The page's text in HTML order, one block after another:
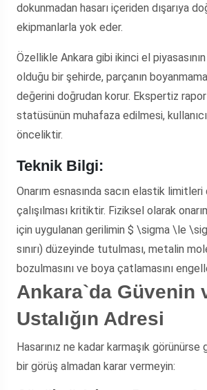
dokunmadan hasarı içeriden dışarıya
ekipmanlarla yok eder.
Özellikle Ankara gibi ikinci el
olduğu bir şehirde, parçanın
değerini doğrudan korur. Ekspertiz
statüsünün muhafaza edilmesi,
önceliktir.
Teknik Bilgi:
Onarım esnasında sacın elastik limitleri
çalışılması kritiktir. Fiziksel olarak
için uygulanan gerilimin $ \sigma \le
sınırı) düzeyinde tutulması, metalin
bozulmasını ve boya çatlamasını
Ankara`da Güvenin
Ustalığın Adresi
Hasarınız ne kadar karmaşık görünürse
bir görüş almadan karar vermeyin: